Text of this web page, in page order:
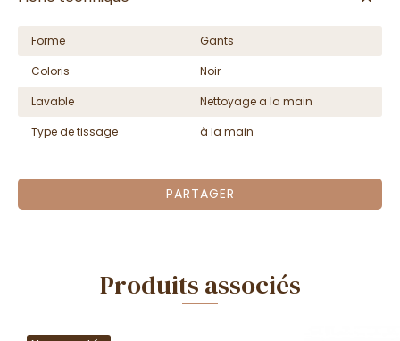
Forme
Gants
Coloris
Noir
Lavable
Nettoyage a la main
Type de tissage
à la main
PARTAGER
Produits associés